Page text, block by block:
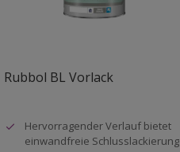
Rubbol BL Vorlack
Hervorragender Verlauf bietet
einwandfreie Schlusslackierung